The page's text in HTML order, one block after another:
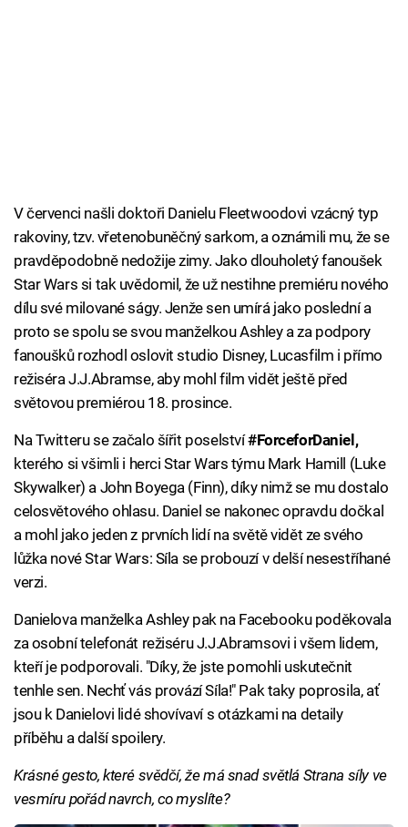
V červenci našli doktoři Danielu Fleetwoodovi vzácný typ
rakoviny, tzv. vřetenobuněčný sarkom, a oznámili mu, že se
pravděpodobně nedožije zimy. Jako dlouholetý fanoušek
Star Wars si tak uvědomil, že už nestihne premiéru nového
dílu své milované ságy. Jenže sen umírá jako poslední a
proto se spolu se svou manželkou Ashley a za podpory
fanoušků rozhodl oslovit studio Disney, Lucasfilm i přímo
režiséra J.J.Abramse, aby mohl film vidět ještě před
světovou premiérou 18. prosince.
Na Twitteru se začalo šířit poselství#ForceforDaniel,
kterého si všimli i herci Star Wars týmu Mark Hamill (Luke
Skywalker) a John Boyega (Finn), díky nimž se mu dostalo
celosvětového ohlasu. Daniel se nakonec opravdu dočkal
a mohl jako jeden z prvních lidí na světě vidět ze svého
lůžka nové Star Wars: Síla se probouzí v delší nesestříhané
verzi.
Danielova manželka Ashley pak na Facebooku poděkovala
za osobní telefonát režiséru J.J.Abramsovi i všem lidem,
kteří je podporovali. "Díky, že jste pomohli uskutečnit
tenhle sen. Nechť vás provází Síla!" Pak taky poprosila, ať
jsou k Danielovi lidé shovívaví s otázkami na detaily
příběhu a další spoilery.
Krásné gesto, které svědčí, že má snad světlá Strana síly ve
vesmíru pořád navrch, co myslíte?